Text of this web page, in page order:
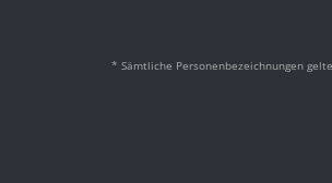
* Sämtliche Personenbezeichnungen